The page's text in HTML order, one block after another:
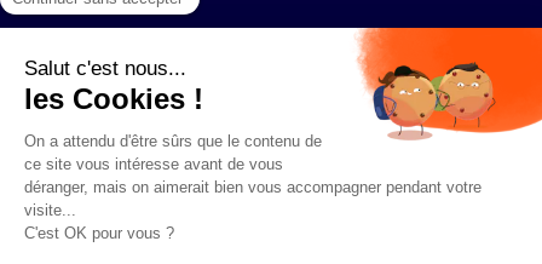
Conditions générales d’utilisation